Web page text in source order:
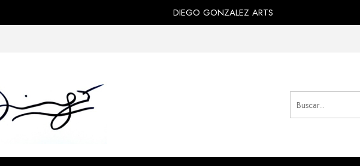
DIEGO GONZALEZ ARTS